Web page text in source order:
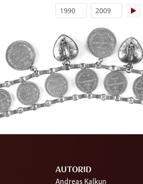
▶
AUTORID
Andreas Kalkun